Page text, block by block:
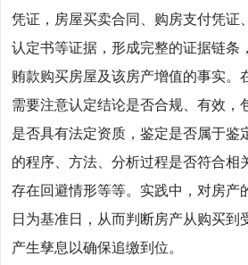
凭证，房屋买卖合同、购房支付凭证
认定书等证据，形成完整的证据链条
贿款购买房屋及该房产增值的事实。
需要注意认定结论是否合规、有效，
是否具有法定资质，鉴定是否属于鉴
的程序、方法、分析过程是否符合相
存在回避情形等等。实践中，对房产
日为基准日，从而判断房产从购买到
产生孳息以确保追缴到位。